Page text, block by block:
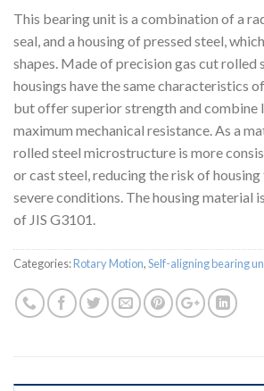
This bearing unit is a combination of a
seal, and a housing of pressed steel,
shapes. Made of precision gas cut rolled
housings have the same characteristics
but offer superior strength and combine
maximum mechanical resistance. As a
rolled steel microstructure is more
or cast steel, reducing the risk of
severe conditions. The housing material
of JIS G3101.
Categories:Rotary Motion,Self-aligning bearing